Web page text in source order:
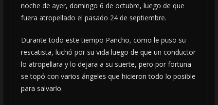
noche de ayer, domingo 6 de octubre, luego de que
fuera atropellado el pasado 24 de septiembre.
Durante todo este tiempo Pancho, como le puso su
rescatista, luchó por su vida luego de que un conductor
lo atropellara y lo dejara a su suerte, pero por fortuna
se topó con varios ángeles que hicieron todo lo posible
para salvarlo.